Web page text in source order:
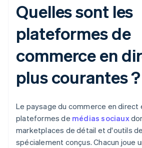
Quelles sont les
plateformes de
commerce en
plus courantes ?
Le paysage du commerce en direct
plateformes de médias sociaux
marketplaces de détail et d'outils
spécialement conçus. Chacun joue